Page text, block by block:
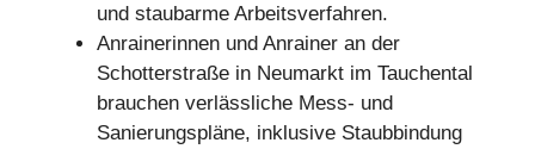
und staubarme Arbeitsverfahren.
Anrainerinnen und Anrainer an der
Schotterstraße in Neumarkt im Tauchental
brauchen verlässliche Mess- und
Sanierungspläne, inklusive Staubbindung